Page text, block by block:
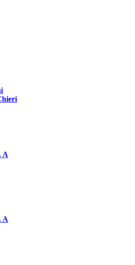
A
A